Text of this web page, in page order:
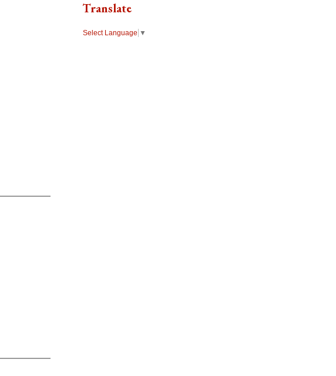
Translate
Select Language ▼